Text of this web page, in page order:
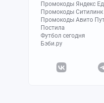
Промокоды Яндекс
Промокоды Ситилинк
Промокоды Авито
Постила
Футбол сегодня
Бэби.ру